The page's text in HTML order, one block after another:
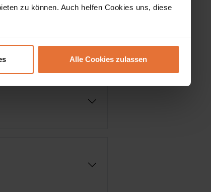
zu können. Auch helfen Cookies uns, diese
Alle Cookies zulassen